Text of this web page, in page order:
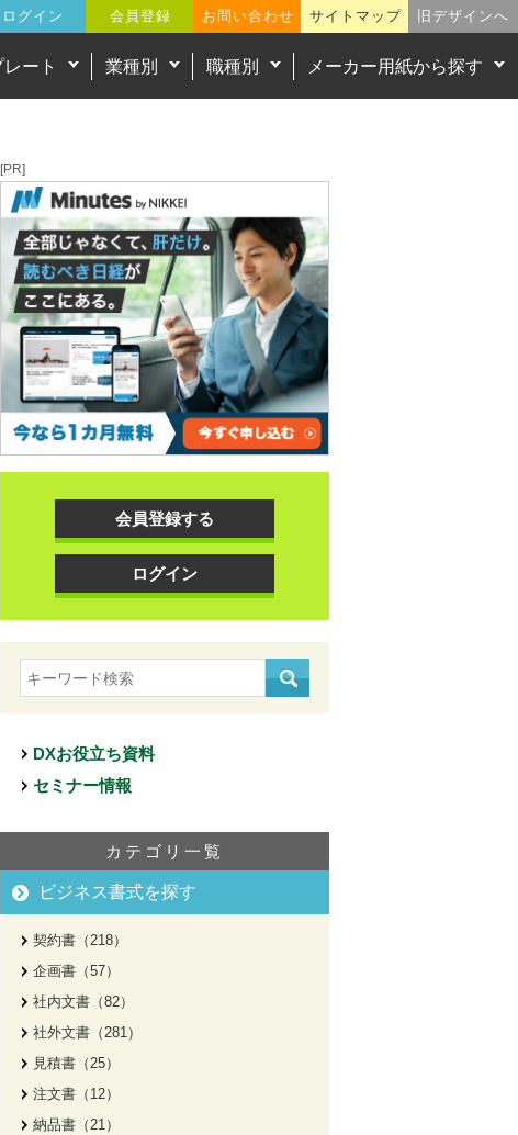
ログイン 会員登録 お問い合わせ サイトマップ 旧デザインへ
ート 業種別 職種別 メーカー用紙から探す
[PR]
会員登録する
ログイン
DXお役立ち資料
セミナー情報
カテゴリ一覧
ビジネス書式を探す
契約書（218）
企画書（57）
社内文書（82）
社外文書（281）
見積書（25）
注文書（12）
納品書（21）